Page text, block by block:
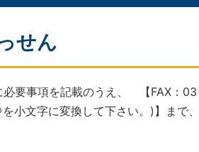
せん
必要事項を記載のうえ、 【FAX：
小文字に変換して下さい。)】まで、